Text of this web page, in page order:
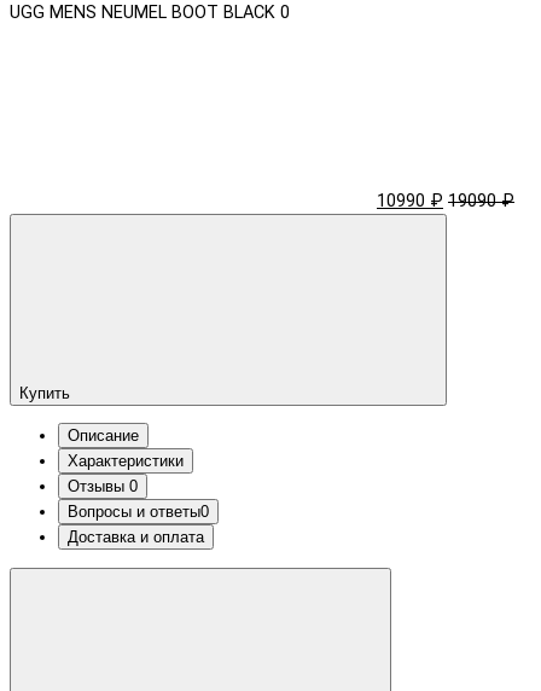
UGG MENS NEUMEL BOOT BLACK 0
10990 ₽ 19090 ₽
Купить
Описание
Характеристики
Отзывы 0
Вопросы и ответы0
Доставка и оплата